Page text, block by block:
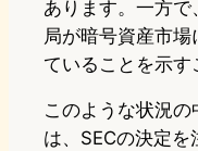
あります。一方
局が暗号資産市
ていることを示す
このような状況
は、SECの決定